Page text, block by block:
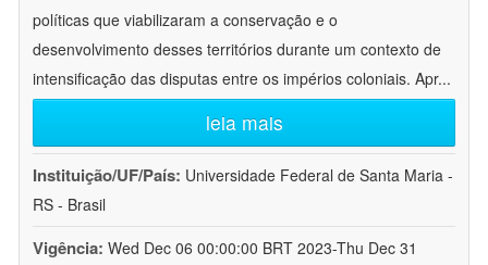
políticas que viabilizaram a conservação e o
desenvolvimento desses territórios durante um contexto de
intensificação das disputas entre os impérios coloniais. Apr...
leia mais
Instituição/UF/País: Universidade Federal de Santa Maria -
RS - Brasil
Vigência: Wed Dec 06 00:00:00 BRT 2023-Thu Dec 31